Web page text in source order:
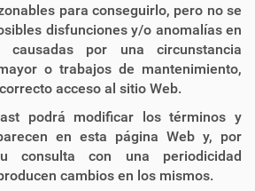
para conseguirlo, pero no se
disfunciones y/o anomalías en
causadas por una circunstancia
o trabajos de mantenimiento,
acceso al sitio Web.
podrá modificar los términos y
en esta página Web y, por
consulta con una periodicidad
cambios en los mismos.